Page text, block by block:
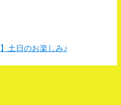
土日のお楽しみ♪